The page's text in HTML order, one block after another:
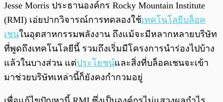
Jesse Morris ประธานองค์กร Rocky Mountain Institute
(RMI) เอ่ยปากวิจารณ์การทดลองใช้เทคโนโลยีบล็อค
เชนในอุตสาหกรรมพลังงาน ถึงแม้จะมีหลากหลายบริษัท
ที่พูดถึงเทคโนโลยีนี้ รวมถึงเริ่มมีโครงการนำร่องไปบ้าง
แล้วในบางส่วน แต่ประโยชน์และสิ่งที่บล็อคเชนจะเข้า
มาช่วยบริษัทเหล่านี้ก็ยังคงกำกวมอยู่